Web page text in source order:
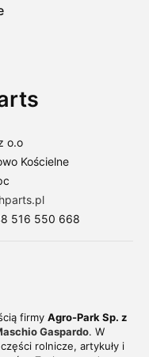
o.o
Kościelne
516 550 668
firmy Agro-Park Sp. z
Gaspardo. W
rolnicze, artykuły i